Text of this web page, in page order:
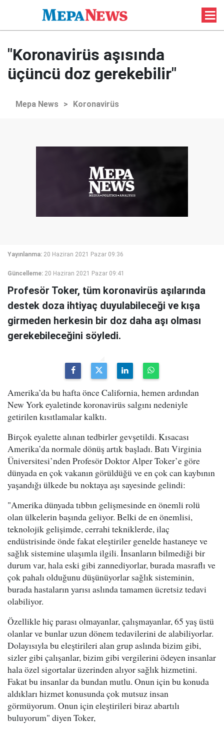
"Koronavirüs aşısında
üçüncü doz gerekebilir"
Mepa News > Koronavirüs
Yayınlanma: 20 Haziran 2021 Pazar 09:36
Güncelleme: 20 Haziran 2021 Pazar 09:41
Profesör Toker, tüm koronavirüs aşılarında
destek doza ihtiyaç duyulabileceği ve kışa
girmeden herkesin bir doz daha aşı olması
gerekebileceğini söyledi.
Amerika’da bu hafta önce California, hemen ardından
New York eyaletinde koronavirüs salgını nedeniyle
getirilen kısıtlamalar kalktı.
Birçok eyalette alınan tedbirler gevşetildi. Kısacası
Amerika’da normale dönüş artık başladı. Batı Virginia
Üniversitesi’nden Profesör Doktor Alper Toker’e göre
dünyada en çok vakanın görüldüğü ve en çok can kaybının
yaşandığı ülkede bu noktaya aşı sayesinde gelindi:
"Amerika dünyada tıbbın gelişmesinde en önemli rolü
olan ülkelerin başında geliyor. Belki de en önemlisi,
teknolojik gelişimde, cerrahi tekniklerde, ilaç
endüstrisinde önde fakat eleştiriler genelde hastaneye ve
sağlık sistemine ulaşımla ilgili. İnsanların bilmediği bir
durum var, hala eski gibi zannediyorlar, burada masraflı ve
çok pahalı olduğunu düşünüyorlar sağlık sisteminin,
burada hastaların yarısı aslında tamamen ücretsiz tedavi
olabiliyor.
Özellikle hiç parası olmayanlar, çalışmayanlar, 65 yaş üstü
olanlar ve bunlar uzun dönem tedavilerini de alabiliyorlar.
Dolayısıyla bu eleştirileri alan grup aslında bizim gibi,
sizler gibi çalışanlar, bizim gibi vergilerini ödeyen insanlar
hala özel sigortalar üzerinden alıyor sağlık hizmetini.
Fakat bu insanlar da bundan mutlu. Onun için bu konuda
aldıkları hizmet konusunda çok mutsuz insan
görmüyorum. Onun için eleştirileri biraz abartılı
buluyorum" diyen Toker,